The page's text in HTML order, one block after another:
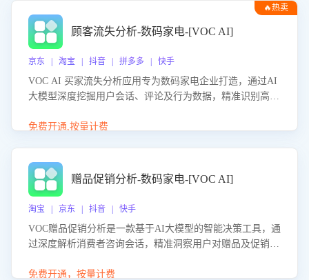
企业优化营销话术、突出产品与服务优势，有效提升咨询转
化率，避免陷入单纯价格竞争，实现精准扬长避短。
🔥热卖
顾客流失分析-数码家电-[VOC AI]
京东 | 淘宝 | 抖音 | 拼多多 | 快手
VOC AI 买家流失分析应用专为数码家电企业打造，通过AI
大模型深度挖掘用户会话、评论及行为数据，精准识别高流
应延迟、竞品价格冲击等。系统自动输出可落地的挽回策
免费开通,按量计费
赠品促销分析-数码家电-[VOC AI]
淘宝 | 京东 | 抖音 | 快手
VOC赠品促销分析是一款基于AI大模型的智能决策工具，通
过深度解析消费者咨询会话，精准洞察用户对赠品及促销政
销诉求，帮助企业制定个性化赠品组合策略，优化资源投放
免费开通，按量计费